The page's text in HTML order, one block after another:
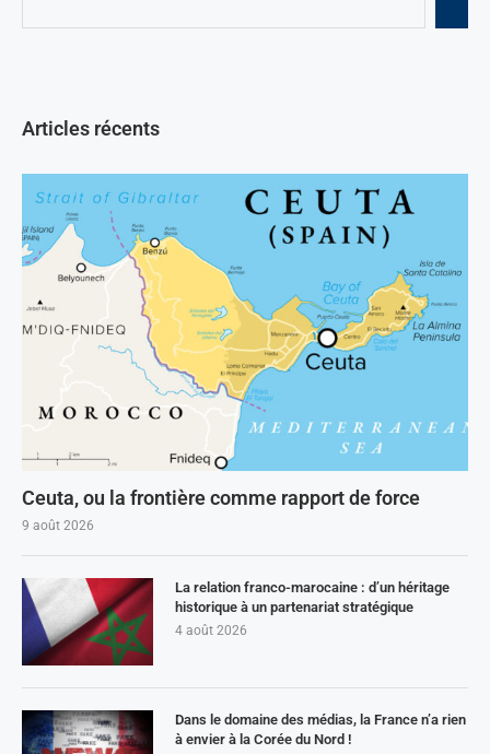
Articles récents
Ceuta, ou la frontière comme rapport de force
9 août 2026
La relation franco-marocaine : d’un héritage
historique à un partenariat stratégique
4 août 2026
Dans le domaine des médias, la France n’a rien
à envier à la Corée du Nord !